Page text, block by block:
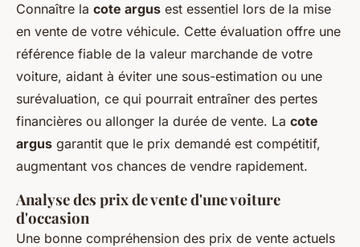
Connaître la cote argus est essentiel lors de la mise
en vente de votre véhicule. Cette évaluation offre une
référence fiable de la valeur marchande de votre
voiture, aidant à éviter une sous-estimation ou une
surévaluation, ce qui pourrait entraîner des pertes
financières ou allonger la durée de vente. La cote
argus garantit que le prix demandé est compétitif,
augmentant vos chances de vendre rapidement.
Analyse des prix de vente d'une voiture
d'occasion
Une bonne compréhension des prix de vente actuels